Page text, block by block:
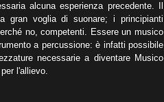
alcuna esperienza precedente. Il
gran voglia di suonare; i principianti
no, competenti. Essere un musico
a percussione: è infatti possibile
necessarie a diventare Musico
l'allievo.